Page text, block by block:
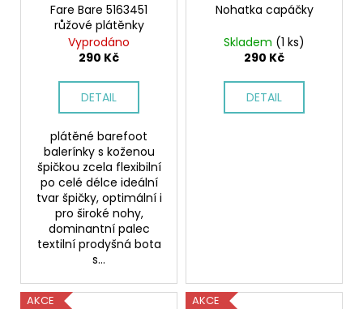
Fare Bare 5163451
růžové plátěnky
Vyprodáno
290 Kč
DETAIL
plátěné barefoot
balerínky s koženou
špičkou zcela flexibilní
po celé délce ideální
tvar špičky, optimální i
pro široké nohy,
dominantní palec
textilní prodyšná bota
s...
Nohatka capáčky
Skladem (1 ks)
290 Kč
DETAIL
AKCE
AKCE